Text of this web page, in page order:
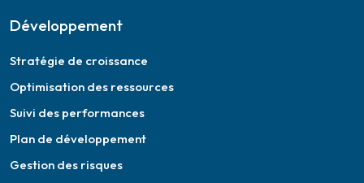
Développement
Stratégie de croissance
Optimisation des ressources
Suivi des performances
Plan de développement
Gestion des risques